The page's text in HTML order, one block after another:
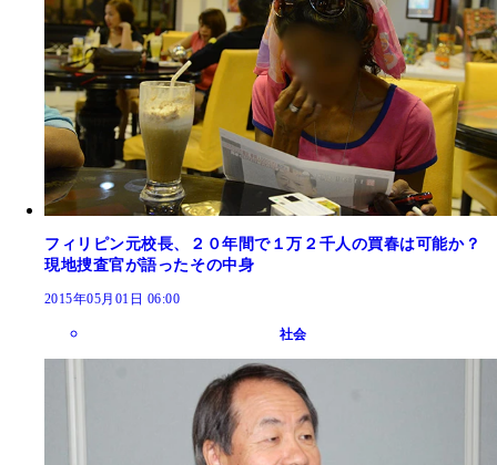
フィリピン元校長、２０年間で１万２千人の買春は可能か？
現地捜査官が語ったその中身
2015年05月01日 06:00
社会